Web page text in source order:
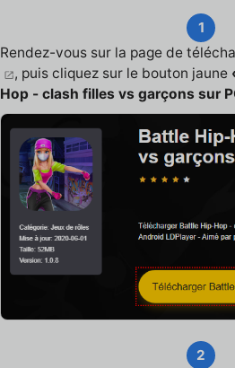
1
Rendez-vous sur la page de
, puis cliquez sur le bouton jaune
Hop - clash filles vs garçons sur
2